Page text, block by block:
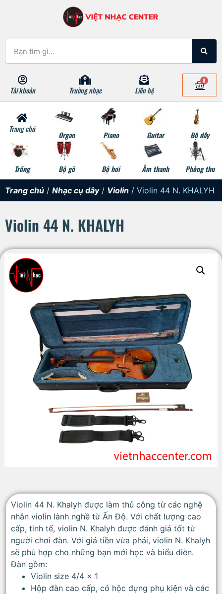
Tài khoản Trường nhạc Liên hệ
0
Trang chủ
Organ Piano Guitar Bộ dây
Trống Bộ gõ Bộ hơi Âm thanh Phòng thu
Trang chủ / Nhạc cụ dây/ Violin / Violin 44 N. KHALYH
Violin 44 N. KHALYH
Violin 44 N. Khalyh được làm thủ công từ các nghệ
nhân violin lành nghề từ Ấn Độ. Với chất lượng cao
cấp, tinh tế, violin N. Khalyh được đánh giá tốt từ
người chơi đàn. Với giá tiền vừa phải, violin N. Khalyh
sẽ phù hợp cho những bạn mới học và biểu diễn.
Đàn gồm:
Violin size 4/4 x 1
Hộp đàn cao cấp, có hộc đựng phụ kiện và các